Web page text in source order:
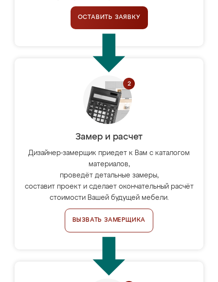
ОСТАВИТЬ ЗАЯВКУ
Замер и расчет
Дизайнер-замерщик приедет к Вам с каталогом
материалов,
проведёт детальные замеры,
составит проект и сделает окончательный расчёт
стоимости Вашей будущей мебели.
ВЫЗВАТЬ ЗАМЕРЩИКА